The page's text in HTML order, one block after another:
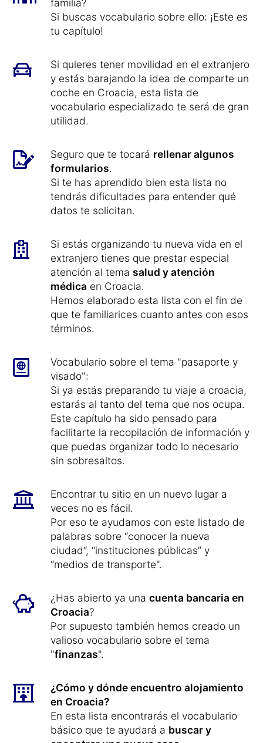
familia?
Si buscas vocabulario sobre ello: ¡Este es
tu capítulo!
Si quieres tener movilidad en el extranjero
y estás barajando la idea de comparte un
coche en Croacia, esta lista de
vocabulario especializado te será de gran
utilidad.
Seguro que te tocará rellenar algunos
formularios.
Si te has aprendido bien esta lista no
tendrás dificultades para entender qué
datos te solicitan.
Si estás organizando tu nueva vida en el
extranjero tienes que prestar especial
atención al tema salud y atención
médica en Croacia.
Hemos elaborado esta lista con el fin de
que te familiarices cuanto antes con esos
términos.
Vocabulario sobre el tema "pasaporte y
visado":
Si ya estás preparando tu viaje a croacia,
estarás al tanto del tema que nos ocupa.
Este capítulo ha sido pensado para
facilitarte la recopilación de información y
que puedas organizar todo lo necesario
sin sobresaltos.
Encontrar tu sitio en un nuevo lugar a
veces no es fácil.
Por eso te ayudamos con este listado de
palabras sobre “conocer la nueva
ciudad“, “instituciones públicas” y
“medios de transporte".
¿Has abierto ya una cuenta bancaria en
Croacia?
Por supuesto también hemos creado un
valioso vocabulario sobre el tema
"finanzas".
¿Cómo y dónde encuentro alojamiento
en Croacia?
En esta lista encontrarás el vocabulario
básico que te ayudará a buscar y